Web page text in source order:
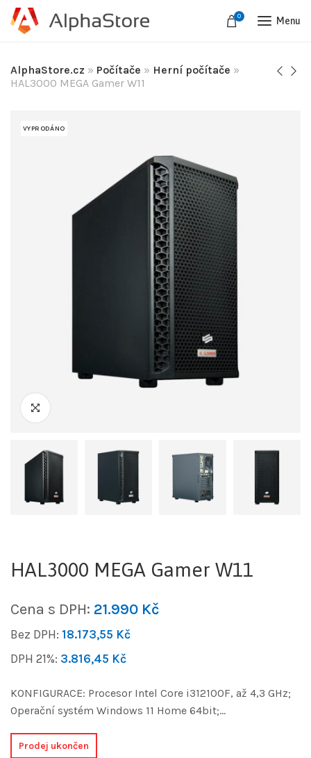
0 Menu
AlphaStore.cz » Počítače » Herní počítače »
HAL3000 MEGA Gamer W11
VYPRODÁNO
HAL3000 MEGA Gamer W11
Cena s DPH: 21.990 Kč
Bez DPH: 18.173,55 Kč
DPH 21%: 3.816,45 Kč
KONFIGURACE: Procesor Intel Core i312100F, až 4,3 GHz;
Operační systém Windows 11 Home 64bit;…
Prodej ukončen